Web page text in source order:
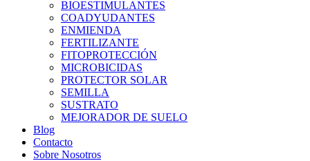
BIOESTIMULANTES
COADYUDANTES
ENMIENDA
FERTILIZANTE
FITOPROTECCIÓN
MICROBICIDAS
PROTECTOR SOLAR
SEMILLA
SUSTRATO
MEJORADOR DE SUELO
Blog
Contacto
Sobre Nosotros